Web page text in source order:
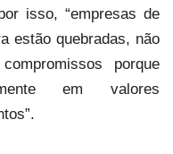
isso, “empresas de
estão quebradas, não
porque
em valores